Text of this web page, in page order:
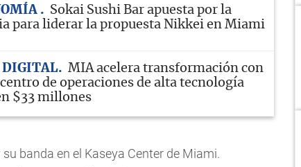
Sokai Sushi Bar apuesta por la
para liderar la propuesta Nikkei en Miami
DIGITAL
MIA acelera transformación con
de operaciones de alta tecnología
$33 millones